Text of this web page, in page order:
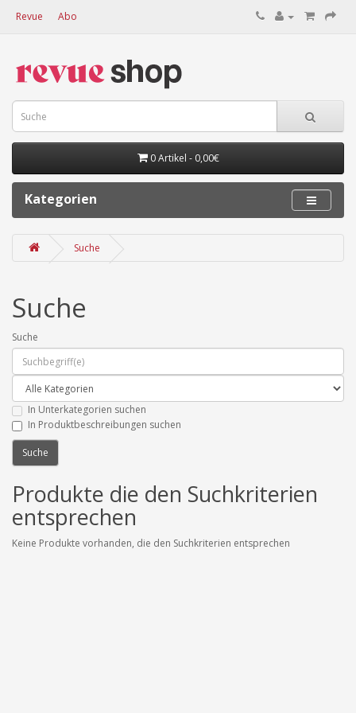
Revue Abo
0 Artikel - 0,00€
Kategorien
Suche
Suche
Suche
In Unterkategorien suchen
In Produktbeschreibungen suchen
Produkte die den Suchkriterien
entsprechen
Keine Produkte vorhanden, die den Suchkriterien entsprechen